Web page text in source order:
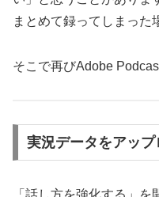
まとめて録ってしまった
そこで再びAdobe
実況データをアップ
「話し方を強化する」